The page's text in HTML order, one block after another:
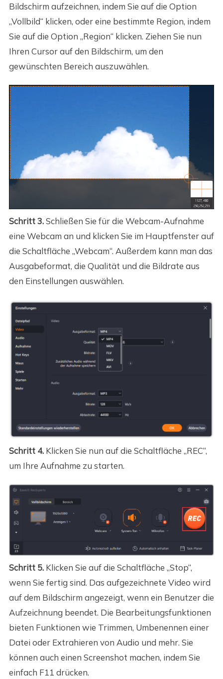
Bildschirm aufzeichnen, indem Sie auf die Option
„Vollbild“ klicken, oder eine bestimmte Region, indem
Sie auf die Option „Region“ klicken. Ziehen Sie nun
Ihren Cursor auf den Bildschirm, um den
gewünschten Bereich auszuwählen.
Schritt 3.Schließen Sie für die Webcam-Aufnahme
eine Webcam an und klicken Sie im Hauptfenster auf
die Schaltfläche „Webcam“. Außerdem kann man das
Ausgabeformat, die Qualität und die Bildrate aus
den Einstellungen auswählen.
Schritt 4.Klicken Sie nun auf die Schaltfläche „REC“,
um Ihre Aufnahme zu starten.
Schritt 5.Klicken Sie auf die Schaltfläche „Stop“,
wenn Sie fertig sind. Das aufgezeichnete Video wird
auf dem Bildschirm angezeigt, wenn ein Benutzer die
Aufzeichnung beendet. Die Bearbeitungsfunktionen
bieten Funktionen wie Trimmen, Umbenennen einer
Datei oder Extrahieren von Audio und mehr. Sie
können auch einen Screenshot machen, indem Sie
einfach F11 drücken.